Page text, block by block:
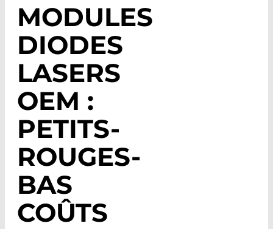
MODULES
DIODES
LASERS
OEM :
PETITS-
ROUGES-
BAS
COÛTS